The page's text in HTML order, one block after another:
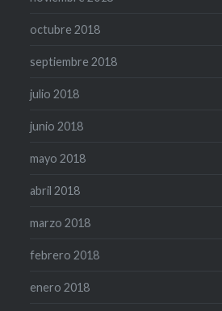
octubre 2018
septiembre 2018
julio 2018
junio 2018
mayo 2018
abril 2018
marzo 2018
febrero 2018
enero 2018